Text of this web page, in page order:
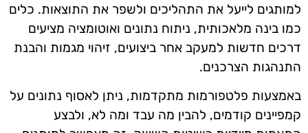
למותגים לייעל את התהליכים ולשפר את התוצאות. כלים
כמו בינה מלאכותית, ניתוח נתונים ואוטומציה מציעים
דרכים חדשות למעקב אחר ביצועים, זיהוי מגמות והבנת
התנהגות הצרכנים.
באמצעות פלטפורמות מתקדמות, ניתן לאסוף נתונים על
קמפיינים קודמים, להבין מה עבד ומה לא, ולבצע